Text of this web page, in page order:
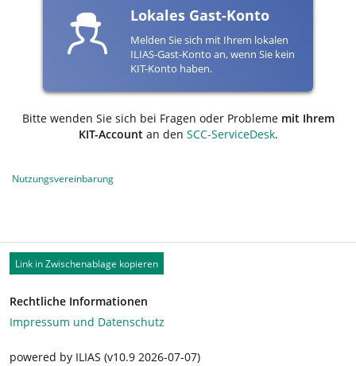
Lokales Gast-Konto
Melden Sie sich mit Ihrem lokalen
ILIAS-Gast-Konto an, wenn Sie kein
KIT-Konto haben.
Bitte wenden Sie sich bei Fragen oder Probleme mit Ihrem
KIT-Accountan den SCC-ServiceDesk.
Nutzungsvereinbarung
Link in Zwischenablage kopieren
Rechtliche Informationen
Impressum und Datenschutz
powered by ILIAS (v10.9 2026-07-07)